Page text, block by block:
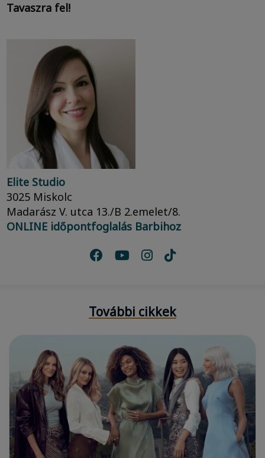
Tavaszra fel!
Elite Studio
3025 Miskolc
Madarász V. utca 13./B 2.emelet/8.
ONLINE időpontfoglalás Barbihoz
További cikkek